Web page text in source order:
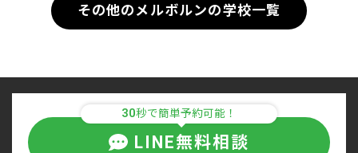
その他のメルボルンの学校一覧
30秒で簡単予約可能！
LINE無料相談